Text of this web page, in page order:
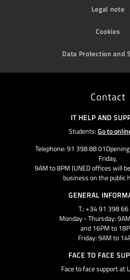
Legal note
Cookies
Data Protection and
Contact
IT HELP AND
Students:Go to
Telephone: 91 398 88
Friday,
9AM to 8PM (UNED offices will
business on the public
GENERAL
T.: +34 91 398
Monday - Thursday:
and 16PM to
Friday: 9AM to
FACE TO FACE
Face to face support at